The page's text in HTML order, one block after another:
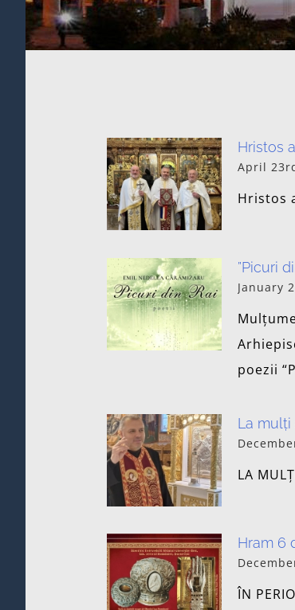
Hristos
April
Hristos
”Picuri
January
poezii
La mulți
LA
Hram 6
ÎN